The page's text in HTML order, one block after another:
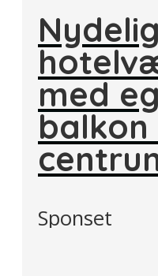
med
balkon
Sponset